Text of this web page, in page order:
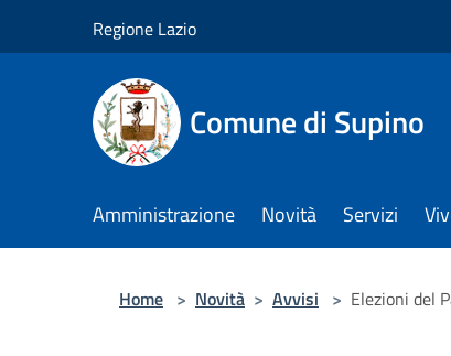
Regione Lazio
Comune di Supino
Amministrazione Novità Servizi
Home > Novità > Avvisi > Elezioni del